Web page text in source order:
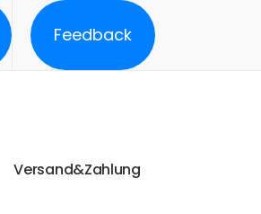
Feedback
Versand&Zahlung